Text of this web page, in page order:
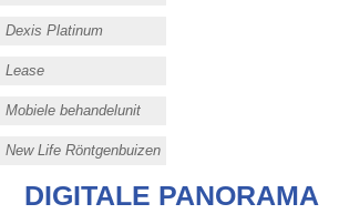
Dexis Platinum
Lease
Mobiele behandelunit
New Life Röntgenbuizen
DIGITALE PANORAMA